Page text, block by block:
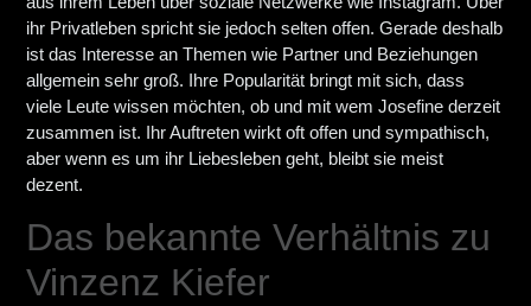
ihr Privatleben spricht sie jedoch selten offen. Gerade deshalb
ist das Interesse an Themen wie Partner und Beziehungen
allgemein sehr groß. Ihre Popularität bringt mit sich, dass
viele Leute wissen möchten, ob und mit wem Josefine derzeit
zusammen ist. Ihr Auftreten wirkt oft offen und sympathisch,
aber wenn es um ihr Liebesleben geht, bleibt sie meist
dezent.
Das bekannte Verhältnis zu
Vinzenz Kiefer